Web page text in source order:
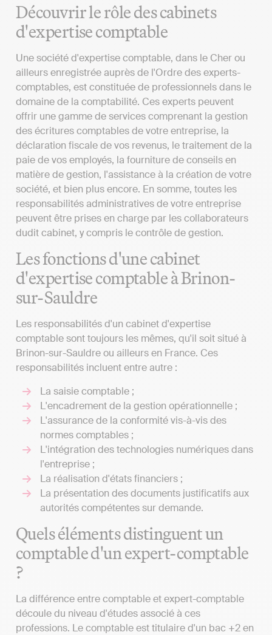
Découvrir le rôle des cabinets
d'expertise comptable
Une société d'expertise comptable, dans le Cher ou
ailleurs enregistrée auprès de l'Ordre des experts-
comptables, est constituée de professionnels dans le
domaine de la comptabilité. Ces experts peuvent
offrir une gamme de services comprenant la gestion
des écritures comptables de votre entreprise, la
déclaration fiscale de vos revenus, le traitement de la
paie de vos employés, la fourniture de conseils en
matière de gestion, l'assistance à la création de votre
société, et bien plus encore. En somme, toutes les
responsabilités administratives de votre entreprise
peuvent être prises en charge par les collaborateurs
dudit cabinet, y compris le contrôle de gestion.
Les fonctions d'une cabinet
d'expertise comptable à Brinon-
sur-Sauldre
Les responsabilités d'un cabinet d'expertise
comptable sont toujours les mêmes, qu'il soit situé à
Brinon-sur-Sauldre ou ailleurs en France. Ces
responsabilités incluent entre autre :
La saisie comptable ;
L'encadrement de la gestion opérationnelle ;
L'assurance de la conformité vis-à-vis des
normes comptables ;
L'intégration des technologies numériques dans
l'entreprise ;
La réalisation d'états financiers ;
La présentation des documents justificatifs aux
autorités compétentes sur demande.
Quels éléments distinguent un
comptable d'un expert-comptable
?
La différence entre comptable et expert-comptable
découle du niveau d'études associé à ces
professions. Le comptable est titulaire d'un bac +2 en